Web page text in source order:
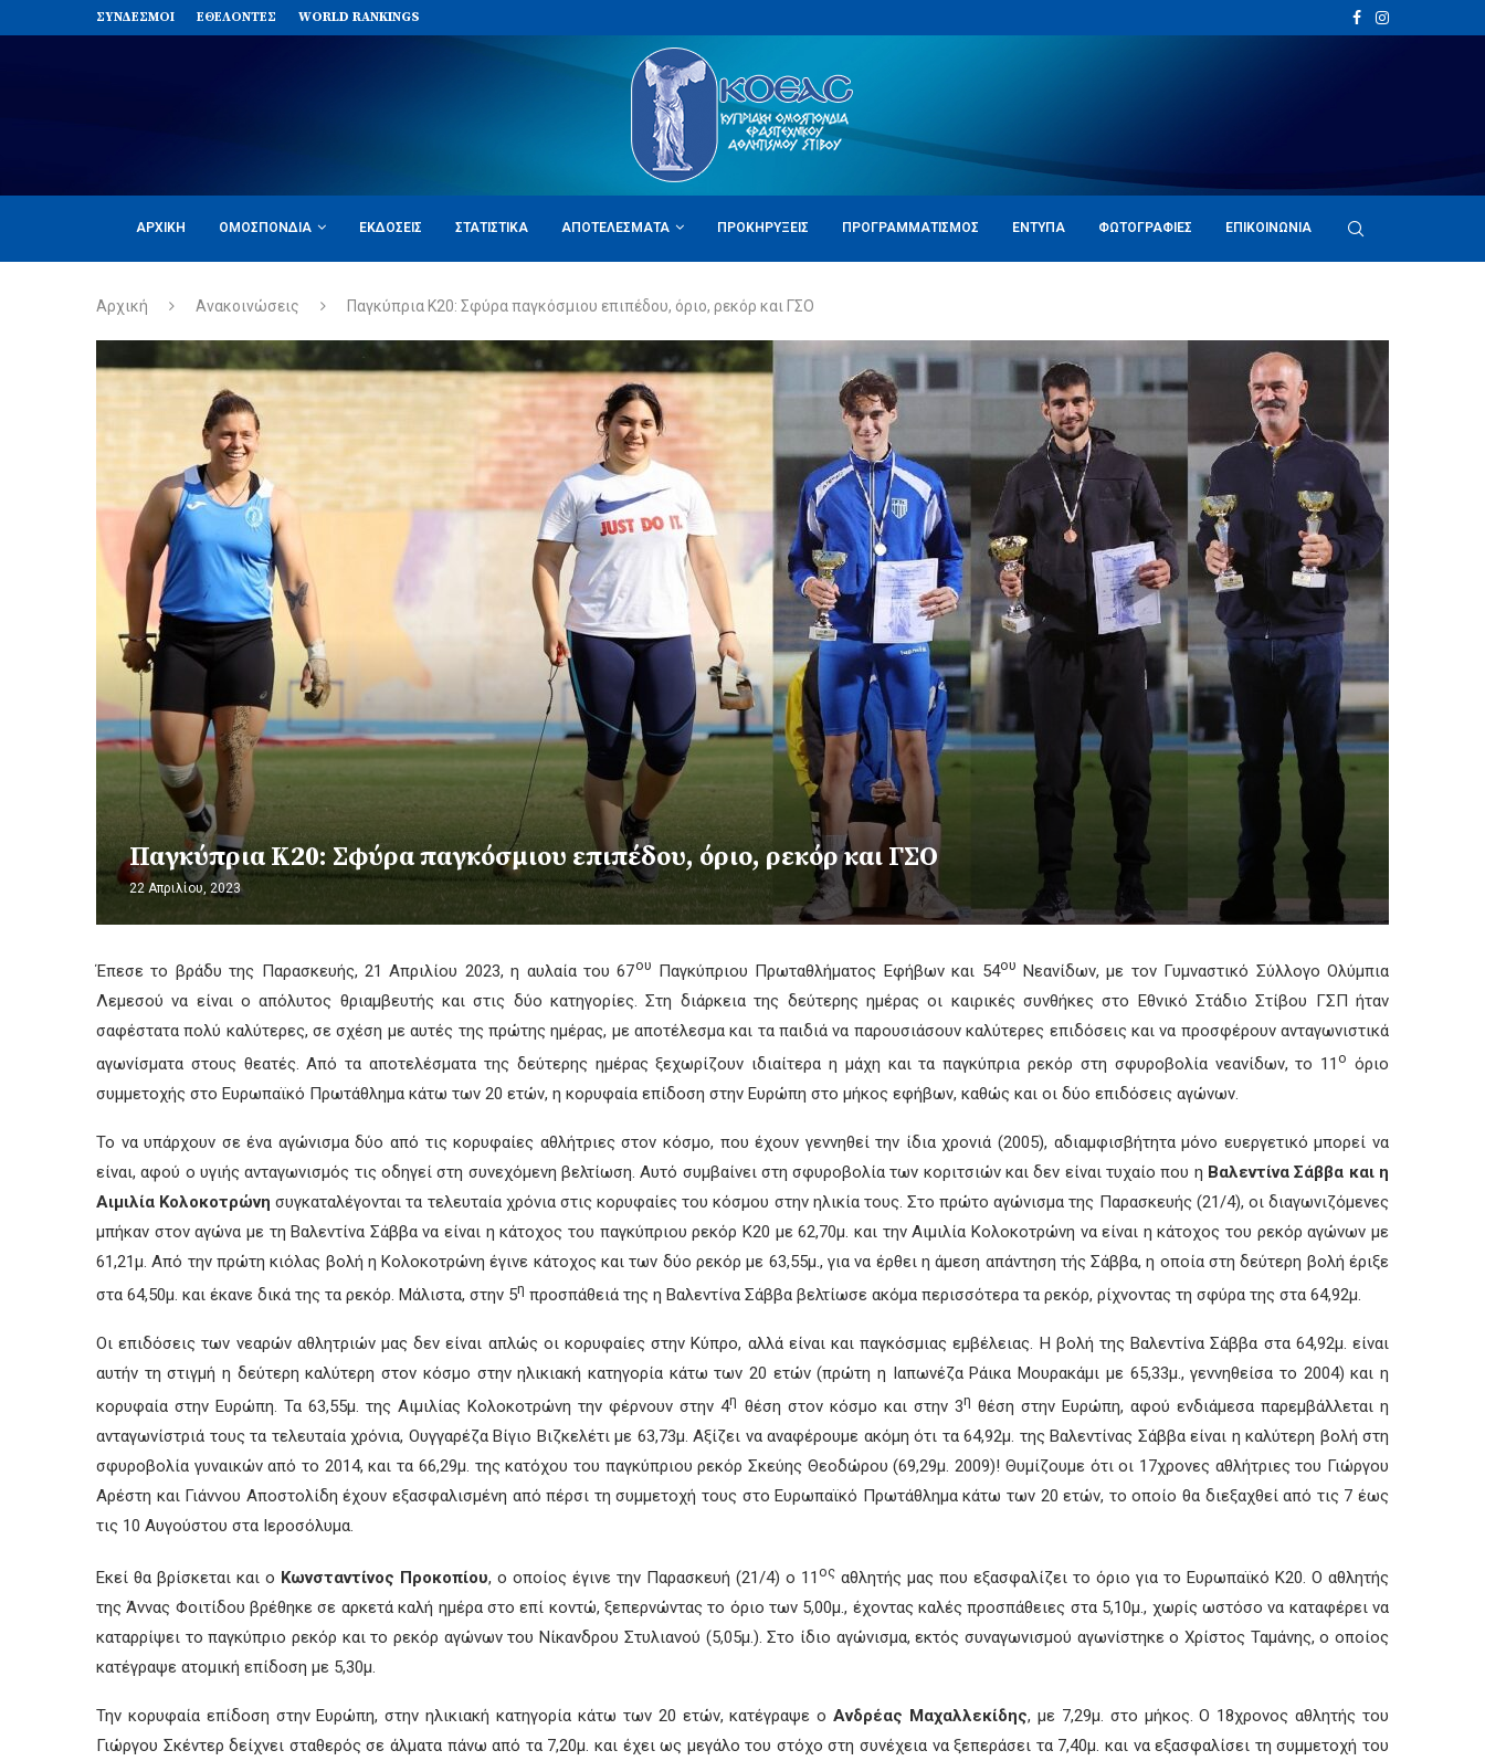
ΣΥΝΔΈΣΜΟΙ ΕΘΕΛΟΝΤΈΣ WORLD RANKINGS
ΑΡΧΙΚΉ ΟΜΟΣΠΟΝΔΊΑ ΕΚΔΌΣΕΙΣ ΣΤΑΤΙΣΤΙΚΆ ΑΠΟΤΕΛΈΣΜΑΤΑ ΠΡΟΚΗΡΎΞΕΙΣ ΠΡΟΓΡΑΜΜΑΤΙΣΜΌΣ ΈΝΤΥΠΑ ΦΩΤΟΓΡΑΦΊΕΣ ΕΠΙΚΟΙΝΩΝΊΑ
Αρχική Ανακοινώσεις Παγκύπρια Κ20: Σφύρα παγκόσμιου επιπέδου, όριο, ρεκόρ και ΓΣΟ
Παγκύπρια Κ20: Σφύρα παγκόσμιου επιπέδου, όριο, ρεκόρ και ΓΣΟ
22 Απριλίου, 2023
Έπεσε το βράδυ της Παρασκευής, 21 Απριλίου 2023, η αυλαία του 67ου Παγκύπριου Πρωταθλήματος Εφήβων και 54ου Νεανίδων, με τον Γυμναστικό Σύλλογο Ολύμπια
Λεμεσού να είναι ο απόλυτος θριαμβευτής και στις δύο κατηγορίες. Στη διάρκεια της δεύτερης ημέρας οι καιρικές συνθήκες στο Εθνικό Στάδιο Στίβου ΓΣΠ ήταν
σαφέστατα πολύ καλύτερες, σε σχέση με αυτές της πρώτης ημέρας, με αποτέλεσμα και τα παιδιά να παρουσιάσουν καλύτερες επιδόσεις και να προσφέρουν ανταγωνιστικά
αγωνίσματα στους θεατές. Από τα αποτελέσματα της δεύτερης ημέρας ξεχωρίζουν ιδιαίτερα η μάχη και τα παγκύπρια ρεκόρ στη σφυροβολία νεανίδων, το 11ο όριο
συμμετοχής στο Ευρωπαϊκό Πρωτάθλημα κάτω των 20 ετών, η κορυφαία επίδοση στην Ευρώπη στο μήκος εφήβων, καθώς και οι δύο επιδόσεις αγώνων.
Το να υπάρχουν σε ένα αγώνισμα δύο από τις κορυφαίες αθλήτριες στον κόσμο, που έχουν γεννηθεί την ίδια χρονιά (2005), αδιαμφισβήτητα μόνο ευεργετικό μπορεί να
είναι, αφού ο υγιής ανταγωνισμός τις οδηγεί στη συνεχόμενη βελτίωση. Αυτό συμβαίνει στη σφυροβολία των κοριτσιών και δεν είναι τυχαίο που η Βαλεντίνα Σάββα και η
Αιμιλία Κολοκοτρώνη συγκαταλέγονται τα τελευταία χρόνια στις κορυφαίες του κόσμου στην ηλικία τους. Στο πρώτο αγώνισμα της Παρασκευής (21/4), οι διαγωνιζόμενες
μπήκαν στον αγώνα με τη Βαλεντίνα Σάββα να είναι η κάτοχος του παγκύπριου ρεκόρ Κ20 με 62,70μ. και την Αιμιλία Κολοκοτρώνη να είναι η κάτοχος του ρεκόρ αγώνων με
61,21μ. Από την πρώτη κιόλας βολή η Κολοκοτρώνη έγινε κάτοχος και των δύο ρεκόρ με 63,55μ., για να έρθει η άμεση απάντηση τής Σάββα, η οποία στη δεύτερη βολή έριξε
στα 64,50μ. και έκανε δικά της τα ρεκόρ. Μάλιστα, στην 5η προσπάθειά της η Βαλεντίνα Σάββα βελτίωσε ακόμα περισσότερα τα ρεκόρ, ρίχνοντας τη σφύρα της στα 64,92μ.
Οι επιδόσεις των νεαρών αθλητριών μας δεν είναι απλώς οι κορυφαίες στην Κύπρο, αλλά είναι και παγκόσμιας εμβέλειας. Η βολή της Βαλεντίνα Σάββα στα 64,92μ. είναι
αυτήν τη στιγμή η δεύτερη καλύτερη στον κόσμο στην ηλικιακή κατηγορία κάτω των 20 ετών (πρώτη η Ιαπωνέζα Ράικα Μουρακάμι με 65,33μ., γεννηθείσα το 2004) και η
κορυφαία στην Ευρώπη. Τα 63,55μ. της Αιμιλίας Κολοκοτρώνη την φέρνουν στην 4η θέση στον κόσμο και στην 3η θέση στην Ευρώπη, αφού ενδιάμεσα παρεμβάλλεται η
ανταγωνίστριά τους τα τελευταία χρόνια, Ουγγαρέζα Βίγιο Βιζκελέτι με 63,73μ. Αξίζει να αναφέρουμε ακόμη ότι τα 64,92μ. της Βαλεντίνας Σάββα είναι η καλύτερη βολή στη
σφυροβολία γυναικών από το 2014, και τα 66,29μ. της κατόχου του παγκύπριου ρεκόρ Σκεύης Θεοδώρου (69,29μ. 2009)! Θυμίζουμε ότι οι 17χρονες αθλήτριες του Γιώργου
Αρέστη και Γιάννου Αποστολίδη έχουν εξασφαλισμένη από πέρσι τη συμμετοχή τους στο Ευρωπαϊκό Πρωτάθλημα κάτω των 20 ετών, το οποίο θα διεξαχθεί από τις 7 έως
τις 10 Αυγούστου στα Ιεροσόλυμα.
Εκεί θα βρίσκεται και ο Κωνσταντίνος Προκοπίου, ο οποίος έγινε την Παρασκευή (21/4) ο 11 ος αθλητής μας που εξασφαλίζει το όριο για το Ευρωπαϊκό Κ20. Ο αθλητής
της Άννας Φοιτίδου βρέθηκε σε αρκετά καλή ημέρα στο επί κοντώ, ξεπερνώντας το όριο των 5,00μ., έχοντας καλές προσπάθειες στα 5,10μ., χωρίς ωστόσο να καταφέρει να
καταρρίψει το παγκύπριο ρεκόρ και το ρεκόρ αγώνων του Νίκανδρου Στυλιανού (5,05μ.). Στο ίδιο αγώνισμα, εκτός συναγωνισμού αγωνίστηκε ο Χρίστος Ταμάνης, ο οποίος
κατέγραψε ατομική επίδοση με 5,30μ.
Την κορυφαία επίδοση στην Ευρώπη, στην ηλικιακή κατηγορία κάτω των 20 ετών, κατέγραψε οΑνδρέας Μαχαλλεκίδης, με 7,29μ. στο μήκος. Ο 18χρονος αθλητής του
Γιώργου Σκέντερ δείχνει σταθερός σε άλματα πάνω από τα 7,20μ. και έχει ως μεγάλο του στόχο στη συνέχεια να ξεπεράσει τα 7,40μ. και να εξασφαλίσει τη συμμετοχή του